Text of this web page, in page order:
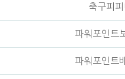
축구피
파워포인트
파워포인트